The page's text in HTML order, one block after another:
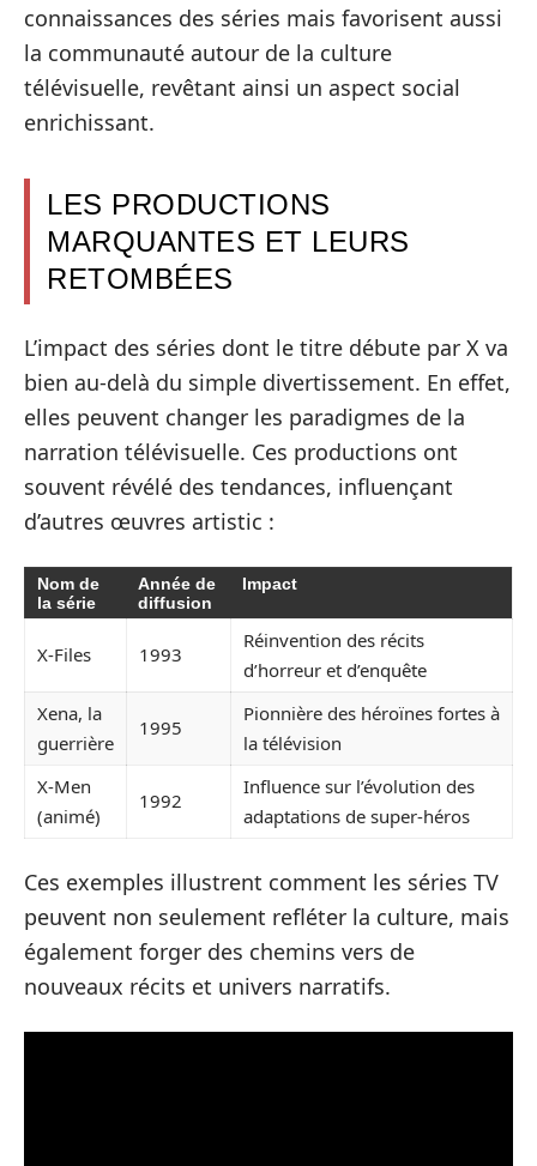
connaissances des séries mais favorisent aussi
la communauté autour de la culture
télévisuelle, revêtant ainsi un aspect social
enrichissant.
LES PRODUCTIONS
MARQUANTES ET LEURS
RETOMBÉES
L’impact des séries dont le titre débute par X va
bien au-delà du simple divertissement. En effet,
elles peuvent changer les paradigmes de la
narration télévisuelle. Ces productions ont
souvent révélé des tendances, influençant
d’autres œuvres artistic :
Nom de
la série
Année de
diffusion
Impact
X-Files 1993
Réinvention des récits
d’horreur et d’enquête
Xena, la
guerrière
1995
Pionnière des héroïnes fortes à
la télévision
X-Men
(animé)
1992
Influence sur l’évolution des
adaptations de super-héros
Ces exemples illustrent comment les séries TV
peuvent non seulement refléter la culture, mais
également forger des chemins vers de
nouveaux récits et univers narratifs.